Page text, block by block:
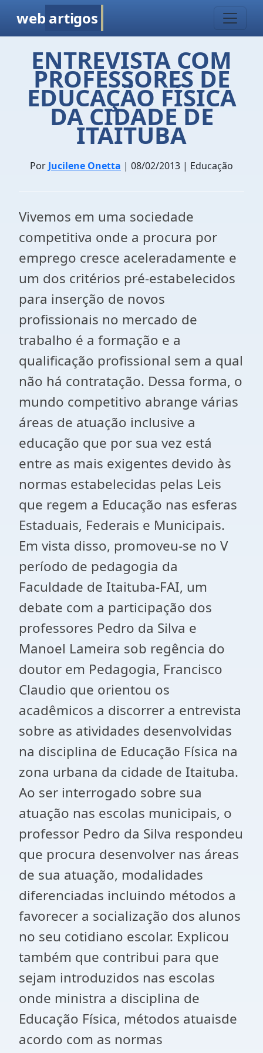
web artigos
ENTREVISTA COM
PROFESSORES DE
EDUCAÇÃO FÍSICA
DA CIDADE DE
ITAITUBA
Por Jucilene Onetta | 08/02/2013 | Educação
Vivemos em uma sociedade
competitiva onde a procura por
emprego cresce aceleradamente e
um dos critérios pré-estabelecidos
para inserção de novos
profissionais no mercado de
trabalho é a formação e a
qualificação profissional sem a qual
não há contratação. Dessa forma, o
mundo competitivo abrange várias
áreas de atuação inclusive a
educação que por sua vez está
entre as mais exigentes devido às
normas estabelecidas pelas Leis
que regem a Educação nas esferas
Estaduais, Federais e Municipais.
Em vista disso, promoveu-se no V
período de pedagogia da
Faculdade de Itaituba-FAI, um
debate com a participação dos
professores Pedro da Silva e
Manoel Lameira sob regência do
doutor em Pedagogia, Francisco
Claudio que orientou os
acadêmicos a discorrer a entrevista
sobre as atividades desenvolvidas
na disciplina de Educação Física na
zona urbana da cidade de Itaituba.
Ao ser interrogado sobre sua
atuação nas escolas municipais, o
professor Pedro da Silva respondeu
que procura desenvolver nas áreas
de sua atuação, modalidades
diferenciadas incluindo métodos a
favorecer a socialização dos alunos
no seu cotidiano escolar. Explicou
também que contribui para que
sejam introduzidos nas escolas
onde ministra a disciplina de
Educação Física, métodos atuaisde
acordo com as normas